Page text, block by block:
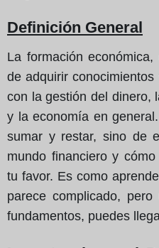
Definición General
La formación
de adquirir
con la gestión del dinero,
y la economía en
sumar y restar, sino de
mundo financiero y
tu favor. Es como
parece complicado,
fundamentos, puedes